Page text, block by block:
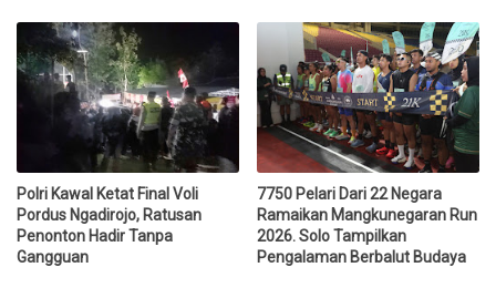
Polri Kawal Ketat Final Voli
Pordus Ngadirojo, Ratusan
Penonton Hadir Tanpa
Gangguan
7750 Pelari Dari 22 Negara
Ramaikan Mangkunegaran Run
2026. Solo Tampilkan
Pengalaman Berbalut Budaya